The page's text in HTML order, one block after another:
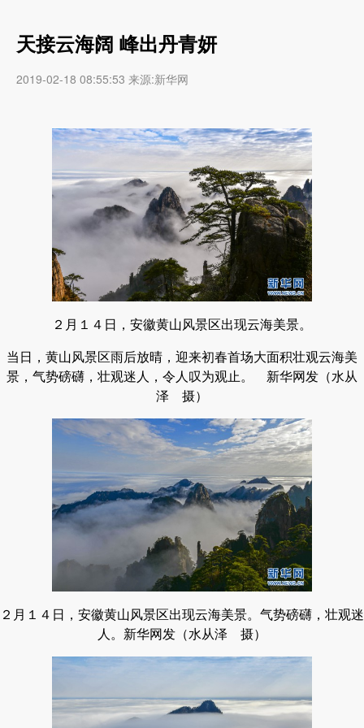
天接云海阔 峰出丹青妍
2019-02-18 08:55:53 来源:新华网
２月１４日，安徽黄山风景区出现云海美景。
当日，黄山风景区雨后放晴，迎来初春首场大面积壮观云海美
景，气势磅礴，壮观迷人，令人叹为观止。 新华网发（水从
泽 摄）
２月１４日，安徽黄山风景区出现云海美景。气势磅礴，壮观迷
人。新华网发（水从泽 摄）